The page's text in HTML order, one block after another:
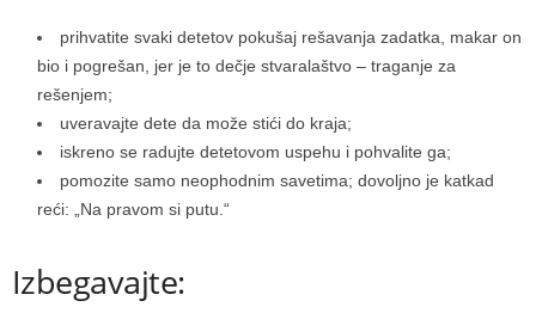
prihvatite svaki detetov pokušaj rešavanja zadatka, makar on
bio i pogrešan, jer je to dečje stvaralaštvo – traganje za
rešenjem;
uveravajte dete da može stići do kraja;
iskreno se radujte detetovom uspehu i pohvalite ga;
pomozite samo neophodnim savetima; dovoljno je katkad
reći: „Na pravom si putu.“
Izbegavajte: